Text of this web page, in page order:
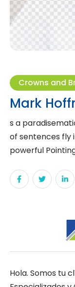
Crowns and
Mark
s a
of sentences fly
powerful
Hola. Somos tu